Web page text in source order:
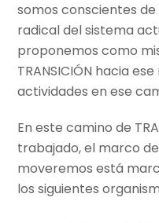
somos conscientes
radical del sistema
proponemos como
TRANSICIÓN hacia
actividades en ese
En este camino de
trabajado, el marco
moveremos está
los siguientes